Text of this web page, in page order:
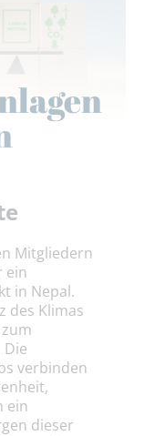
Mitgliedern
ein
in Nepal.
des Klimas
verbinden
ein
dieser